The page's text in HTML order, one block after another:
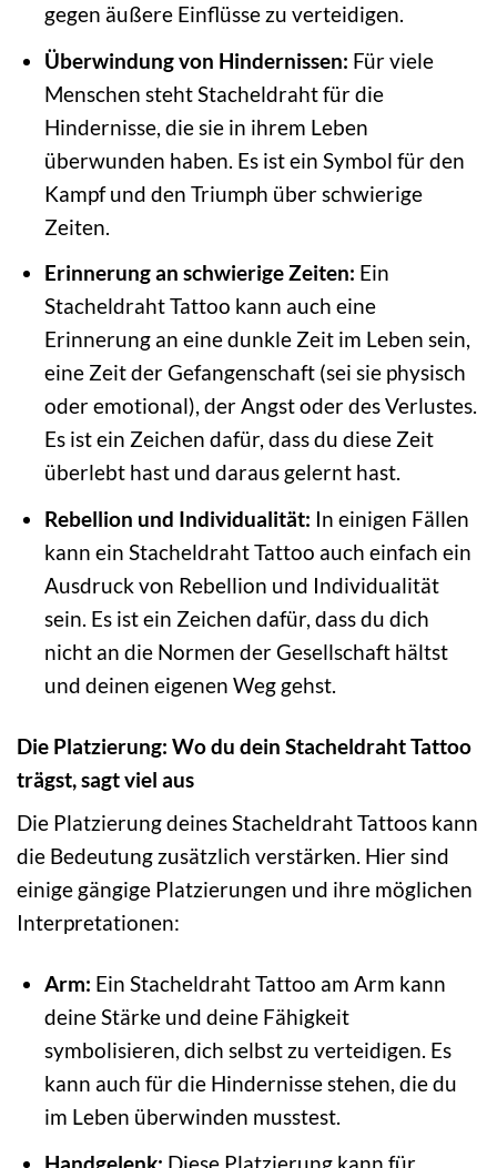
gegen äußere Einflüsse zu verteidigen.
Überwindung von Hindernissen: Für viele
Menschen steht Stacheldraht für die
Hindernisse, die sie in ihrem Leben
überwunden haben. Es ist ein Symbol für den
Kampf und den Triumph über schwierige
Zeiten.
Erinnerung an schwierige Zeiten: Ein
Stacheldraht Tattoo kann auch eine
Erinnerung an eine dunkle Zeit im Leben sein,
eine Zeit der Gefangenschaft (sei sie physisch
oder emotional), der Angst oder des Verlustes.
Es ist ein Zeichen dafür, dass du diese Zeit
überlebt hast und daraus gelernt hast.
Rebellion und Individualität: In einigen Fällen
kann ein Stacheldraht Tattoo auch einfach ein
Ausdruck von Rebellion und Individualität
sein. Es ist ein Zeichen dafür, dass du dich
nicht an die Normen der Gesellschaft hältst
und deinen eigenen Weg gehst.
Die Platzierung: Wo du dein Stacheldraht Tattoo
trägst, sagt viel aus
Die Platzierung deines Stacheldraht Tattoos kann
die Bedeutung zusätzlich verstärken. Hier sind
einige gängige Platzierungen und ihre möglichen
Interpretationen:
Arm: Ein Stacheldraht Tattoo am Arm kann
deine Stärke und deine Fähigkeit
symbolisieren, dich selbst zu verteidigen. Es
kann auch für die Hindernisse stehen, die du
im Leben überwinden musstest.
Handgelenk: Diese Platzierung kann für